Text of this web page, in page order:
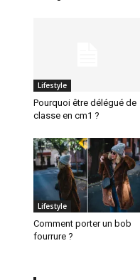
Lifestyle
Pourquoi être délégué de
classe en cm1 ?
Lifestyle
Comment porter un bob
fourrure ?